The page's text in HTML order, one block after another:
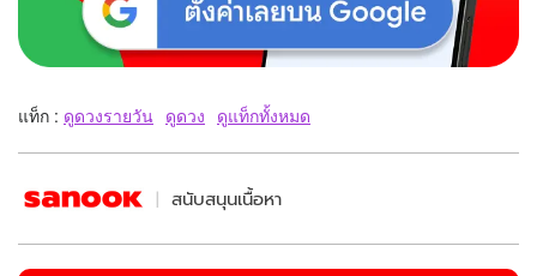
แท็ก : ดูดวงรายวัน ดูดวง ดูแท็กทั้งหมด
สนับสนุนเนื้อหา